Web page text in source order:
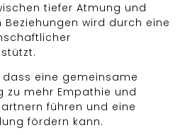
tiefer Atmung und
wird durch eine
eine gemeinsame
zu mehr Empathie und
führen und eine
fördern kann.